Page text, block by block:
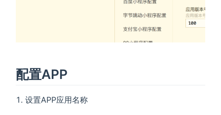
配置APP
设置APP应用名称